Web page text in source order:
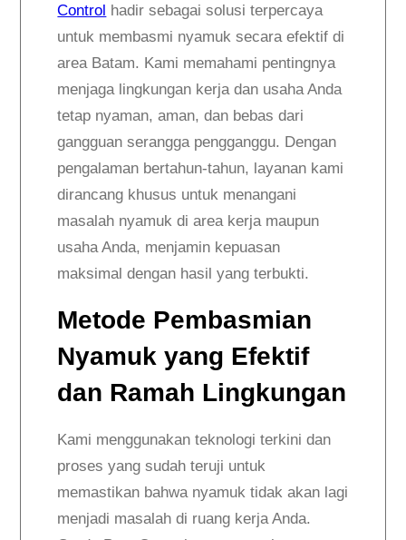
Control hadir sebagai solusi terpercaya
untuk membasmi nyamuk secara efektif di
area Batam. Kami memahami pentingnya
menjaga lingkungan kerja dan usaha Anda
tetap nyaman, aman, dan bebas dari
gangguan serangga pengganggu. Dengan
pengalaman bertahun-tahun, layanan kami
dirancang khusus untuk menangani
masalah nyamuk di area kerja maupun
usaha Anda, menjamin kepuasan
maksimal dengan hasil yang terbukti.
Metode Pembasmian
Nyamuk yang Efektif
dan Ramah Lingkungan
Kami menggunakan teknologi terkini dan
proses yang sudah teruji untuk
memastikan bahwa nyamuk tidak akan lagi
menjadi masalah di ruang kerja Anda.